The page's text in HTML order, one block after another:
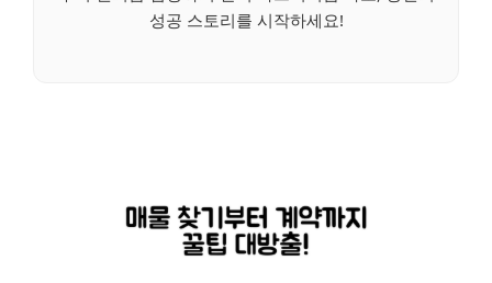
성공 스토리를 시작하세요!